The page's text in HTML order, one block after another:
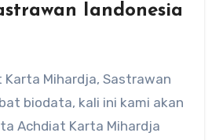
Iandonesia
Mihardja, Sastrawan
biodata, kali ini kami akan
Achdiat Karta Mihardja